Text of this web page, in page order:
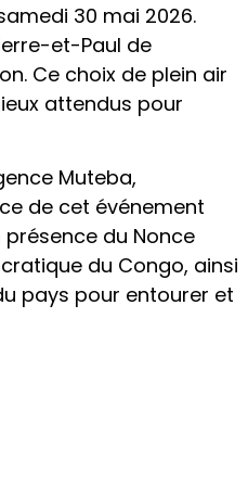
30 mai 2026.
et-Paul de
Ce choix de plein air
attendus pour
Muteba,
de cet événement
présence du Nonce
du Congo, ainsi
pays pour entourer et